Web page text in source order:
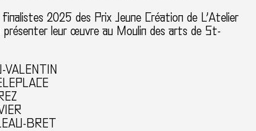
2025 des Prix Jeune Création de L’Atelier
présenter leur œuvre au Moulin des arts de St-
VALENTIN
BRET